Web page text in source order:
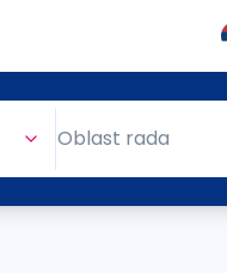
Oblast rada